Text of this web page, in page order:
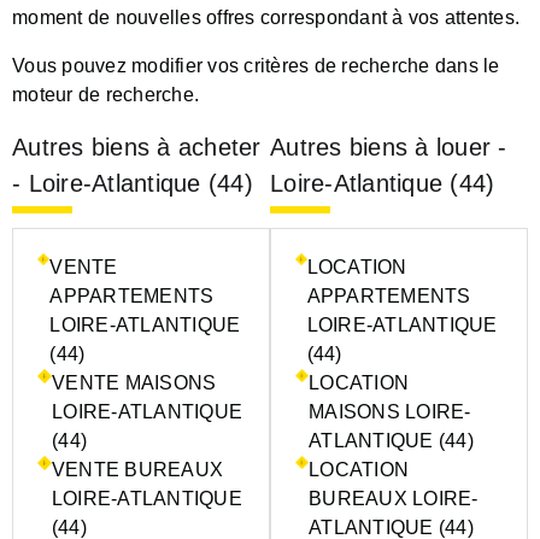
moment de nouvelles offres correspondant à vos attentes.
Vous pouvez modifier vos critères de recherche dans le
moteur de recherche.
Autres biens à acheter
- Loire-Atlantique (44)
VENTE
APPARTEMENTS
LOIRE-ATLANTIQUE
(44)
VENTE MAISONS
LOIRE-ATLANTIQUE
(44)
VENTE BUREAUX
LOIRE-ATLANTIQUE
(44)
Autres biens à louer -
Loire-Atlantique (44)
LOCATION
APPARTEMENTS
LOIRE-ATLANTIQUE
(44)
LOCATION
MAISONS LOIRE-
ATLANTIQUE (44)
LOCATION
BUREAUX LOIRE-
ATLANTIQUE (44)